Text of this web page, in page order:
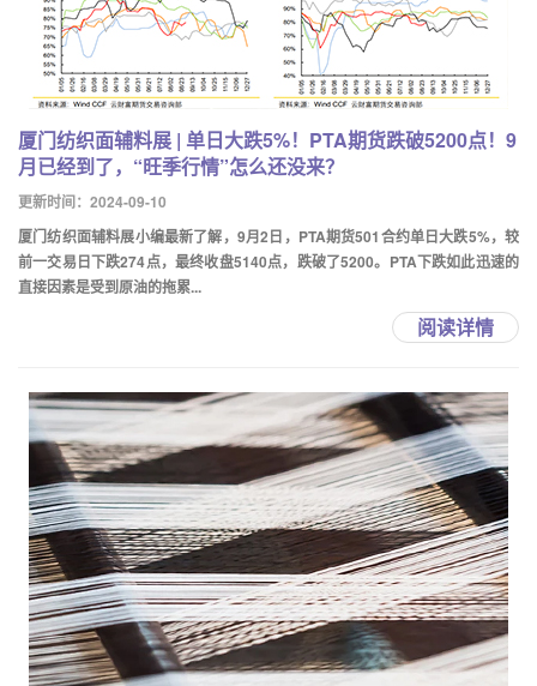
厦门纺织面辅料展 | 单日大跌5%！PTA期货跌破5200点！9
月已经到了，“旺季行情”怎么还没来？
更新时间：2024-09-10
厦门纺织面辅料展小编最新了解，9月2日，PTA期货501合约单日大跌5%，较
前一交易日下跌274点，最终收盘5140点，跌破了5200。PTA下跌如此迅速的
直接因素是受到原油的拖累...
阅读详情